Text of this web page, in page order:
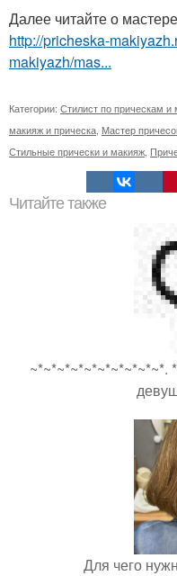
Далее читайте о
http://pricheska-
makiyazh/mas...
Категории: Стилист по прическам и
макияж и прическа Мастер
Стильные прически и макияж
Читайте также
Для чего